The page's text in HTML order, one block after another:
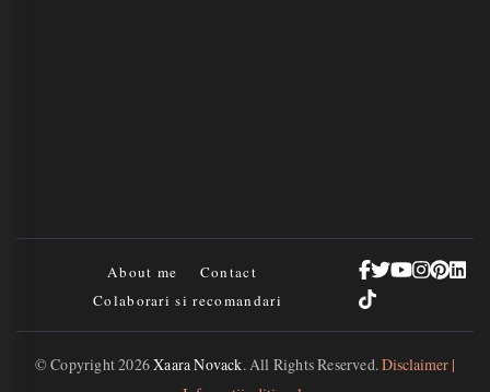
About me
Contact
Colaborari si recomandari
© Copyright 2026Xaara Novack. All Rights Reserved.Disclaimer |